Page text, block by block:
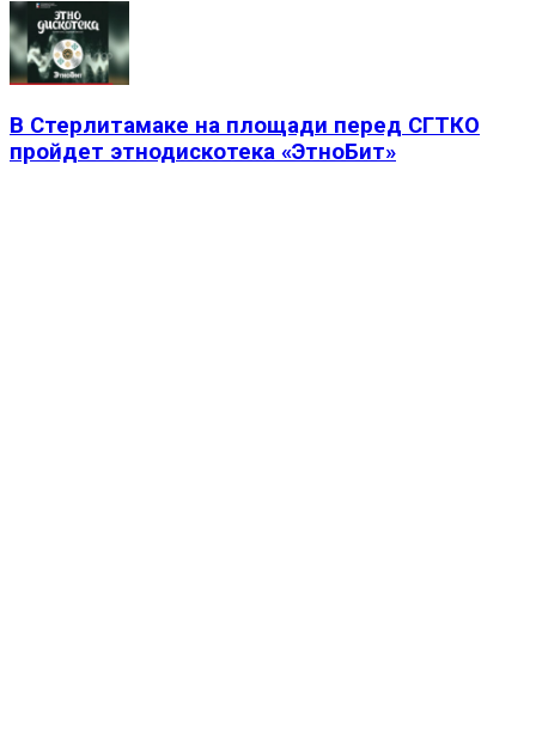
В Стерлитамаке на площади перед СГТКО
пройдет этнодискотека «ЭтноБит»